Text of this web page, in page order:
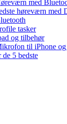
med
høreværn med
tasker
og tilbehør
til iPhone og
de 5 bedste